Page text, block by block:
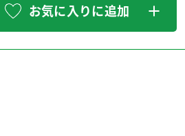
お気に入りに追加